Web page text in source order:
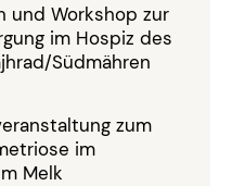
und Workshop zur
im Hospiz des
Südmähren
zum
im
Melk